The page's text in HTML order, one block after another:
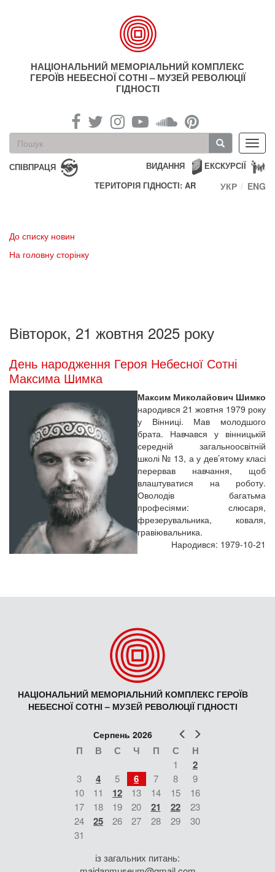
НАЦІОНАЛЬНИЙ МЕМОРІАЛЬНИЙ КОМПЛЕКС
ГЕРОЇВ НЕБЕСНОЇ СОТНІ – МУЗЕЙ РЕВОЛЮЦІЇ
ГІДНОСТІ
Пошукова
форма
Пошук
СПІВПРАЦЯ ЕКСКУРСІЇ
ВИДАННЯ
ТЕРИТОРІЯ ГІДНОСТІ: AR
УКР ENG
До списку новин
На головну сторінку
Вівторок, 21 жовтня 2025 року
День народження Героя Небесної Сотні
Максима Шимка
Максим Миколайович Шимко
народився 21 жовтня 1979 року
у Вінниці. Мав молодшого
брата. Навчався у вінницькій
середній загальноосвітній
школі № 13, а у дев’ятому класі
перервав навчання, щоб
влаштуватися на роботу.
Оволодів багатьма
професіями: слюсаря,
фрезерувальника, коваля,
гравіювальника.
Народився: 1979-10-21
НАЦІОНАЛЬНИЙ МЕМОРІАЛЬНИЙ КОМПЛЕКС ГЕРОЇВ
НЕБЕСНОЇ СОТНІ – МУЗЕЙ РЕВОЛЮЦІЇ ГІДНОСТІ
Попер
Серпень 2026
П В С Ч П С Н
1 2
3 4 5 6 7 8
9
10
11 12 13 14 15
16
17
18 19 20 21 22
23
24
25 26 27 28 29
30
31
із загальних питань: